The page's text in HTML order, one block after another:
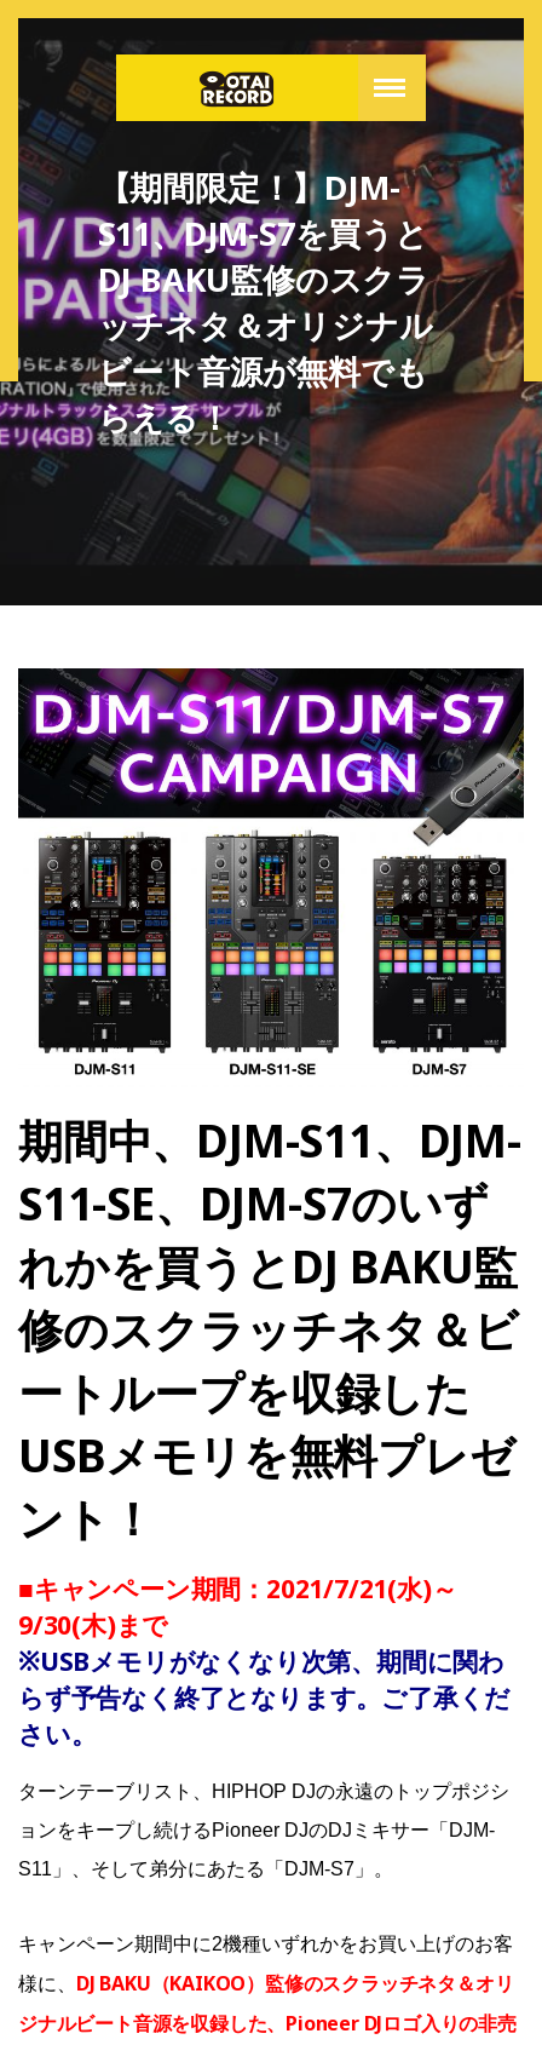
【期間限定！】DJM-
S11、DJM-S7を買うと
DJ BAKU監修のスクラ
ッチネタ＆オリジナル
ビート音源が無料でも
らえる！
期間中、DJM-S11、DJM-
S11-SE、DJM-S7のいず
れかを買うとDJ BAKU監
修のスクラッチネタ＆ビ
ートループを収録した
USBメモリを無料プレゼ
ント！
■キャンペーン期間：2021/7/21(水)～
9/30(木)まで
※USBメモリがなくなり次第、期間に関わ
らず予告なく終了となります。ご了承くだ
さい。
ターンテーブリスト、HIPHOP DJの永遠のトップポジシ
ョンをキープし続けるPioneer DJのDJミキサー「DJM-
S11」、そして弟分にあたる「DJM-S7」。
キャンペーン期間中に2機種いずれかをお買い上げのお客
様に、 DJ BAKU（KAIKOO）監修のスクラッチネタ＆オリ
ジナルビート音源を収録した、Pioneer DJロゴ入りの非売